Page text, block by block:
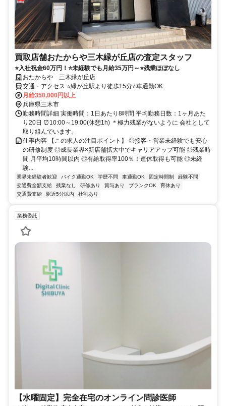
買取店舗おたからや三木緑が丘店の査定スタッフ
⭐入社祝金60万円！⭐未経験でも月給35万円～⭐残業ほぼなし
おたからや 三木緑が丘店
交通・アクセス ⭐緑が丘駅より徒歩15分⭐車通勤OK
月給350,000円以上
兵庫県三木市
勤務時間詳細 実働時間：1日あたり8時間 平均勤務日数：1ヶ月あた
り20日 ⏰10:00～19:00(休憩1h) ＊極力残業がないように 会社として
取り組んでいます。
仕事内容 【この求人の注目ポイント】 ◎接客・営業未経験でも安心
の研修制度 ◎成長業界×新店舗拡大中でキャリアアップ可能 ◎残業時
間 月平均10時間以内 ◎有給取得率100％！連休取得も可能 ◎未経
験...
業界未経験者歓迎 バイク通勤OK 学歴不問 車通勤OK 固定時間制
経験不問
交通費全額支給
残業なし 研修あり 賞与あり ブランクOK
育休あり
交通費支給
駅近5分以内 社割あり
業務委託
【水曜固定】完全在宅のオンライン問診医師